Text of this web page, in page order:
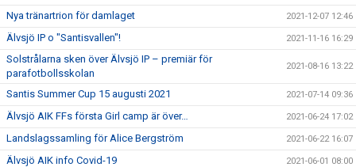
Nya tränartrion för damlaget 2021-12-07 12:46
Älvsjö IP o "Santisvallen"! 2021-11-16 16:29
Solstrålarna sken över Älvsjö IP – premiär för
parafotbollsskolan
2021-08-16 13:22
Santis Summer Cup 15 augusti 2021 2021-07-14 09:36
Älvsjö AIK FFs första Girl camp är över… 2021-06-24 17:02
Landslagssamling för Alice Bergström 2021-06-22 16:07
Älvsjö AIK info Covid-19 2021-06-01 08:00